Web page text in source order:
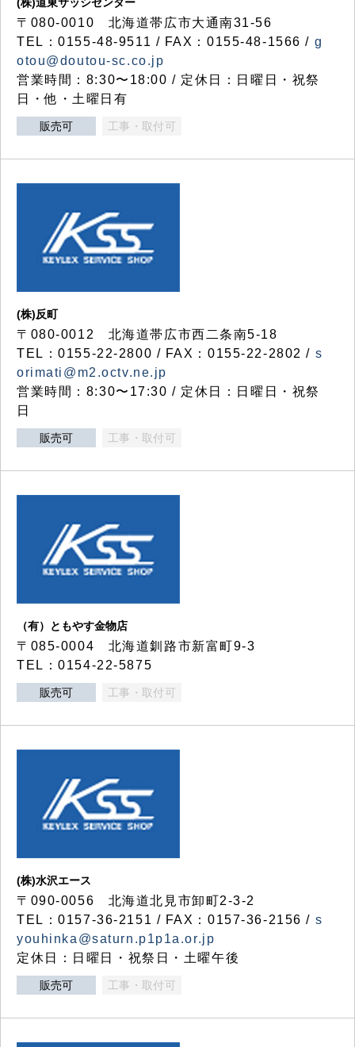
〒080-0010 北海道帯広市大通南31-56
TEL：0155-48-9511 / FAX：0155-48-1566 / g
otou@doutou-sc.co.jp
営業時間：8:30〜18:00 / 定休日：日曜日・祝祭
日・他・土曜日有
販売可 工事・取付可
(株)反町
〒080-0012 北海道帯広市西二条南5-18
TEL：0155-22-2800 / FAX：0155-22-2802 / s
orimati@m2.octv.ne.jp
営業時間：8:30〜17:30 / 定休日：日曜日・祝祭
日
販売可 工事・取付可
（有）ともやす金物店
〒085-0004 北海道釧路市新富町9-3
TEL：0154-22-5875
販売可 工事・取付可
(株)水沢エース
〒090-0056 北海道北見市卸町2-3-2
TEL：0157-36-2151 / FAX：0157-36-2156 / s
youhinka@saturn.p1p1a.or.jp
定休日：日曜日・祝祭日・土曜午後
販売可 工事・取付可